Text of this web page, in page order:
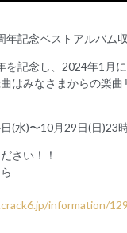
年記念ベストアルバム
を記念し、2024年1月
はみなさまからの楽曲
(水)〜10月29日(日)23
さい！！
information/